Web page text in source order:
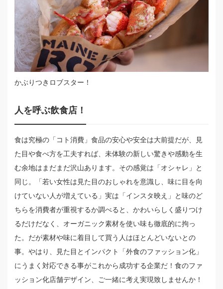
かぶりつきロブスター！
人を呼ぶ飲食店！
食は究極の「コト消費」食品の安心や安全は大前提だが、見
た目や食べ方を工夫すれば、未体験の新しい驚きや感動を生
む余地はまだまだ沢山あります。その感覚は「オシャレ」と
同じ。「若い女性は見た目のおしゃれを意識し、味に目を向
けていない人が増えている」実は「インスタ映え」と味のど
ちらを消費者が重視するか調べると、かわいらしく盛りつけ
るだけだなく、オーガニック素材を使い味も徹底的に拘っ
た。だが素材や味に着目して買う人はほとんどいないとの
事。やはり、見た目とインパクト「外食のファッション化」
にうまく対応できる事がこれから成功する企業だ！食のファ
ッション化店舗デザイン、ご一緒に考え実現致しませんか！